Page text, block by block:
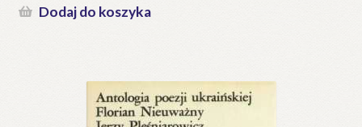
wynosiła:
cenaDodaj do koszyka